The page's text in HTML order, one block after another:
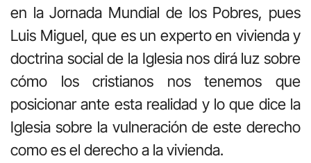
en la Jornada Mundial de los Pobres, pues
Luis Miguel, que es un experto en vivienda y
doctrina social de la Iglesia nos dirá luz sobre
cómo los cristianos nos tenemos que
posicionar ante esta realidad y lo que dice la
Iglesia sobre la vulneración de este derecho
como es el derecho a la vivienda.